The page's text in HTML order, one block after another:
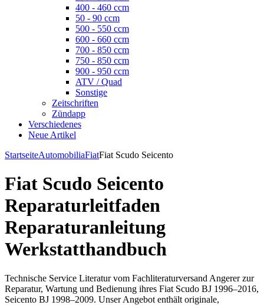
400 - 460 ccm
50 - 90 ccm
500 - 550 ccm
600 - 660 ccm
700 - 850 ccm
750 - 850 ccm
900 - 950 ccm
ATV / Quad
Sonstige
Zeitschriften
Zündapp
Verschiedenes
Neue Artikel
StartseiteAutomobiliaFiatFiat Scudo Seicento
Fiat Scudo Seicento
Reparaturleitfaden
Reparaturanleitung
Werkstatthandbuch
Technische Service Literatur vom Fachliteraturversand Angerer zur
Reparatur, Wartung und Bedienung ihres Fiat Scudo BJ 1996–2016,
Seicento BJ 1998–2009. Unser Angebot enthält originale,